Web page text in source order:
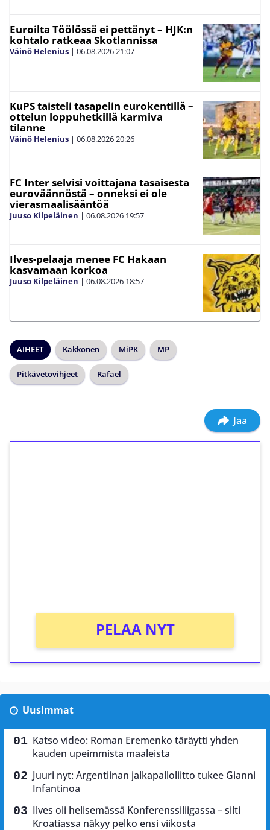
Euroilta Töölössä ei pettänyt – HJK:n
kohtalo ratkeaa Skotlannissa
Väinö Helenius | 06.08.202621:07
KuPS taisteli tasapelin eurokentillä –
ottelun loppuhetkillä karmiva
tilanne
Väinö Helenius | 06.08.202620:26
FC Inter selvisi voittajana tasaisesta
euroväännöstä – onneksi ei ole
vierasmaalisääntöä
Juuso Kilpeläinen | 06.08.2026 19:57
Ilves-pelaaja menee FC Hakaan
kasvamaan korkoa
Juuso Kilpeläinen | 06.08.2026 18:57
AIHEET Kakkonen MiPK MP
Pitkävetovihjeet Rafael
Jaa
PELAA NYT
Uusimmat
Katso video: Roman Eremenko täräytti yhden
kauden upeimmista maaleista
Juuri nyt: Argentiinan jalkapalloliitto tukee Gianni
Infantinoa
Ilves oli helisemässä Konferenssiliigassa – silti
Kroatiassa näkyy pelko ensi viikosta